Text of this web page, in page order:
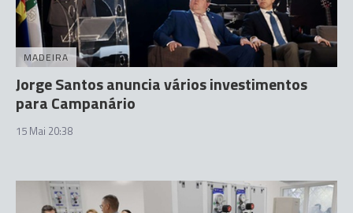
MADEIRA
Jorge Santos anuncia vários investimentos
para Campanário
15 Mai 20:38